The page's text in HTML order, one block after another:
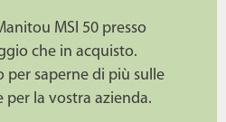
MSI 50 presso
che in acquisto.
per saperne di più sulle
per la vostra azienda.